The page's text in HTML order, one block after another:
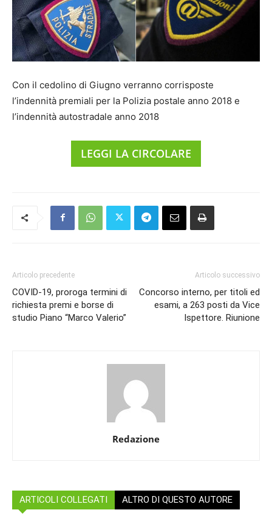
Con il cedolino di Giugno verranno corrisposte
l’indennità premiali per la Polizia postale anno 2018 e
l’indennità autostradale anno 2018
LEGGI LA CIRCOLARE
Articolo precedente
COVID-19, proroga termini di
richiesta premi e borse di
studio Piano “Marco Valerio”
Articolo successivo
Concorso interno, per titoli ed
esami, a 263 posti da Vice
Ispettore. Riunione
Redazione
ARTICOLI COLLEGATI ALTRO DI QUESTO AUTORE